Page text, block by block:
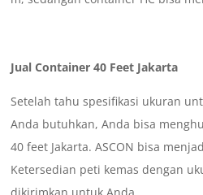
Jual Container 40 Feet Jakarta
Setelah tahu spesifikasi ukuran
Anda butuhkan, Anda bisa
40 feet Jakarta. ASCON bisa
Ketersedian peti kemas dengan